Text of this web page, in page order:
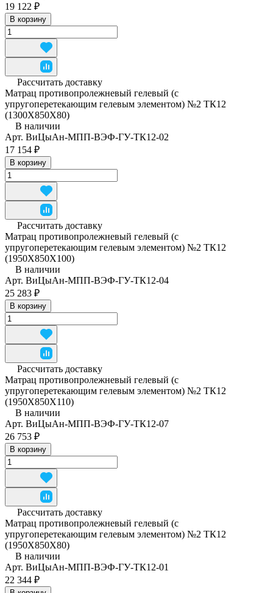
19 122 ₽
В корзину
Рассчитать доставку
Матрац противопролежневый гелевый (с
упругоперетекающим гелевым элементом) №2 ТК12
(1300Х850Х80)
В наличии
Арт. ВиЦыАн-МПП-ВЭФ-ГУ-ТК12-02
17 154 ₽
В корзину
Рассчитать доставку
Матрац противопролежневый гелевый (с
упругоперетекающим гелевым элементом) №2 ТК12
(1950Х850Х100)
В наличии
Арт. ВиЦыАн-МПП-ВЭФ-ГУ-ТК12-04
25 283 ₽
В корзину
Рассчитать доставку
Матрац противопролежневый гелевый (с
упругоперетекающим гелевым элементом) №2 ТК12
(1950Х850Х110)
В наличии
Арт. ВиЦыАн-МПП-ВЭФ-ГУ-ТК12-07
26 753 ₽
В корзину
Рассчитать доставку
Матрац противопролежневый гелевый (с
упругоперетекающим гелевым элементом) №2 ТК12
(1950Х850Х80)
В наличии
Арт. ВиЦыАн-МПП-ВЭФ-ГУ-ТК12-01
22 344 ₽